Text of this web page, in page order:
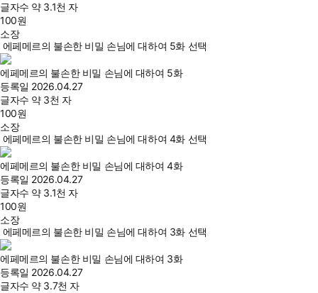
글자수 약 3.1천 자
100원
소장
에페메르의 불손한 비밀 손님에 대하여 5화 선택
에페메르의 불손한 비밀 손님에 대하여 5화
등록일 2026.04.27
글자수 약 3천 자
100원
소장
에페메르의 불손한 비밀 손님에 대하여 4화 선택
에페메르의 불손한 비밀 손님에 대하여 4화
등록일 2026.04.27
글자수 약 3.1천 자
100원
소장
에페메르의 불손한 비밀 손님에 대하여 3화 선택
에페메르의 불손한 비밀 손님에 대하여 3화
등록일 2026.04.27
글자수 약 3.7천 자